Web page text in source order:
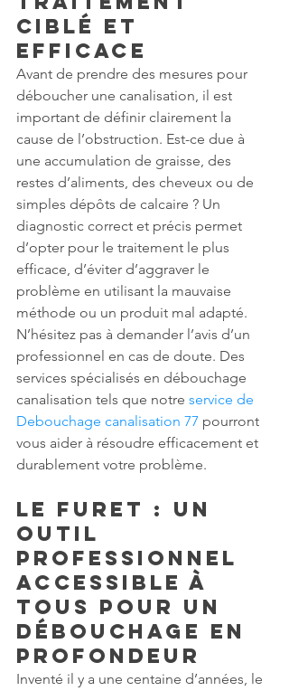
ciblé et
efficace
Avant de prendre des mesures pour
déboucher une canalisation, il est
important de définir clairement la
cause de l’obstruction. Est-ce due à
une accumulation de graisse, des
restes d’aliments, des cheveux ou de
simples dépôts de calcaire ? Un
diagnostic correct et précis permet
d’opter pour le traitement le plus
efficace, d’éviter d’aggraver le
problème en utilisant la mauvaise
méthode ou un produit mal adapté.
N’hésitez pas à demander l’avis d’un
professionnel en cas de doute. Des
services spécialisés en débouchage
canalisation tels que notre service de
Debouchage canalisation 77 pourront
vous aider à résoudre efficacement et
durablement votre problème.
Le furet : un
outil
professionnel
accessible à
tous pour un
débouchage en
profondeur
Inventé il y a une centaine d’années, le